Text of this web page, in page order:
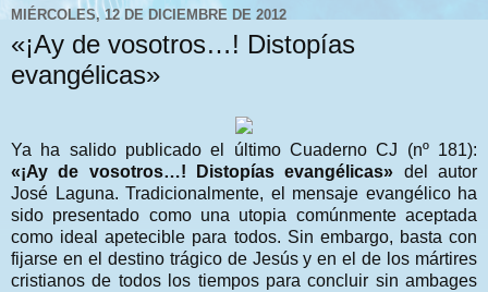
MIÉRCOLES, 12 DE DICIEMBRE DE 2012
«¡Ay de vosotros…! Distopías
evangélicas»
Ya ha salido publicado el último Cuaderno CJ (nº 181):
«¡Ay de vosotros…! Distopías evangélicas» del autor
José Laguna. Tradicionalmente, el mensaje evangélico ha
sido presentado como una utopia comúnmente aceptada
como ideal apetecible para todos. Sin embargo, basta con
fijarse en el destino trágico de Jesús y en el de los mártires
cristianos de todos los tiempos para concluir sin ambages